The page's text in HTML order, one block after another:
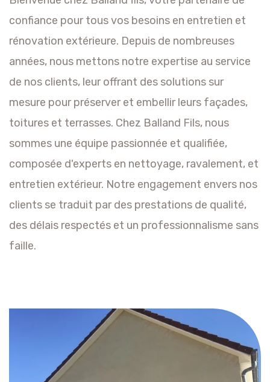
confiance pour tous vos besoins en entretien et
rénovation extérieure. Depuis de nombreuses
années, nous mettons notre expertise au service
de nos clients, leur offrant des solutions sur
mesure pour préserver et embellir leurs façades,
toitures et terrasses. Chez Balland Fils, nous
sommes une équipe passionnée et qualifiée,
composée d'experts en nettoyage, ravalement, et
entretien extérieur. Notre engagement envers nos
clients se traduit par des prestations de qualité,
des délais respectés et un professionnalisme sans
faille.